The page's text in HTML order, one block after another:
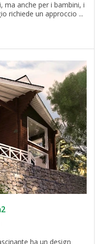
ma anche per i bambini, i
richiede un approccio ...
ha un design